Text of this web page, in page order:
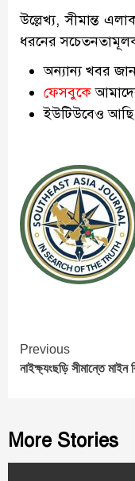
উল্লেখ্য, সীমান্ত
ধরনের
অন্যান্য খবর
ফেসবুকে
ইউটিউবেও
Continue
Reading
Previous
নাইক্ষ্যংছড়ি সীমান্তে
More Stories